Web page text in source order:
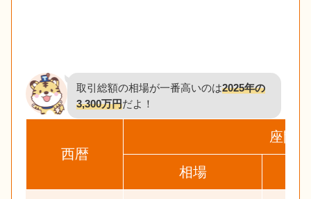
取引総額の相場が一番高いのは2025年の
3,300万円だよ！
西暦
座間市
相場